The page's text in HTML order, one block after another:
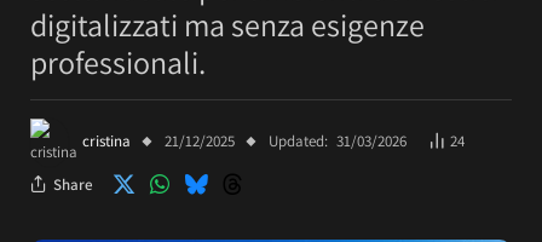
digitalizzati ma senza esigenze
professionali.
cristina 21/12/2025 Updated: 31/03/2026 24
Share